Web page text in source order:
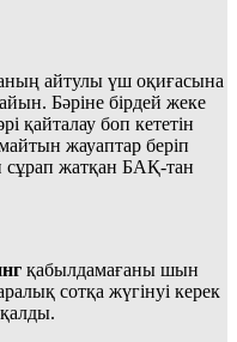
айтулы үш оқиғасына
Бәріне бірдей жеке
қайталау боп кететін
жауаптар беріп
сұрап жатқан БАҚ-тан
қабылдамағаны шын
сотқа жүгінуі керек